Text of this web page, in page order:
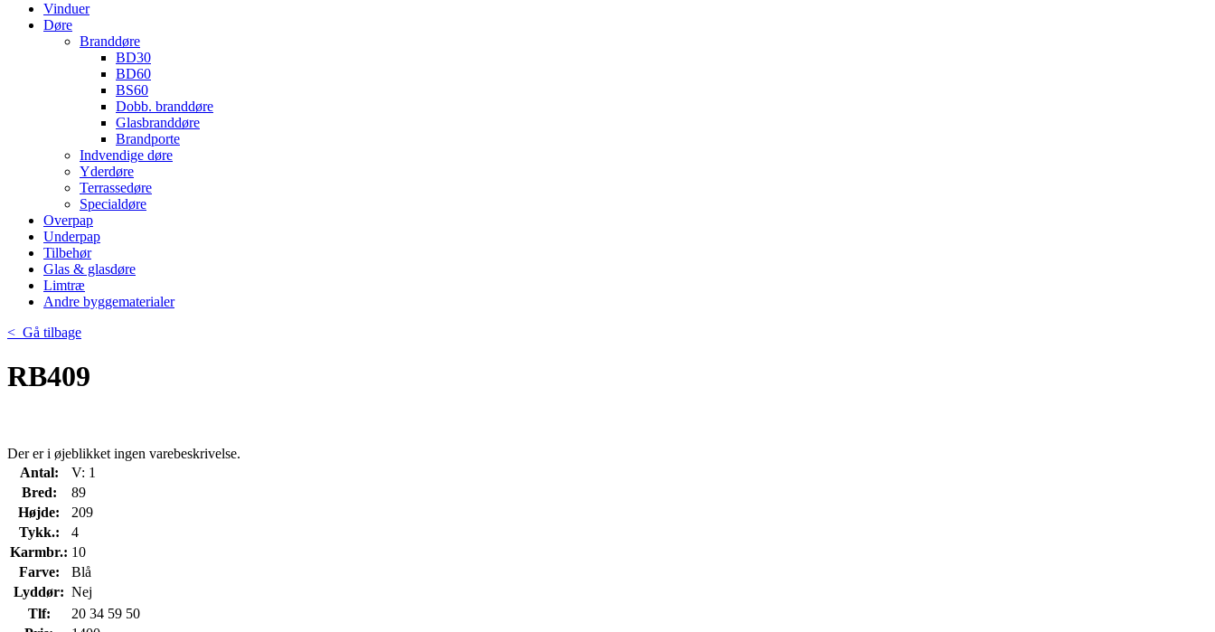
Vinduer
Døre
Branddøre
BD30
BD60
BS60
Dobb. branddøre
Glasbranddøre
Brandporte
Indvendige døre
Yderdøre
Terrassedøre
Specialdøre
Overpap
Underpap
Tilbehør
Glas & glasdøre
Limtræ
Andre byggematerialer
< Gå tilbage
RB409
Der er i øjeblikket ingen varebeskrivelse.
Antal:
V: 1
Bred:
89
Højde:
209
Tykk.:
4
Karmbr.: 10
Farve:
Blå
Lyddør: Nej
Tlf:
20 34 59 50